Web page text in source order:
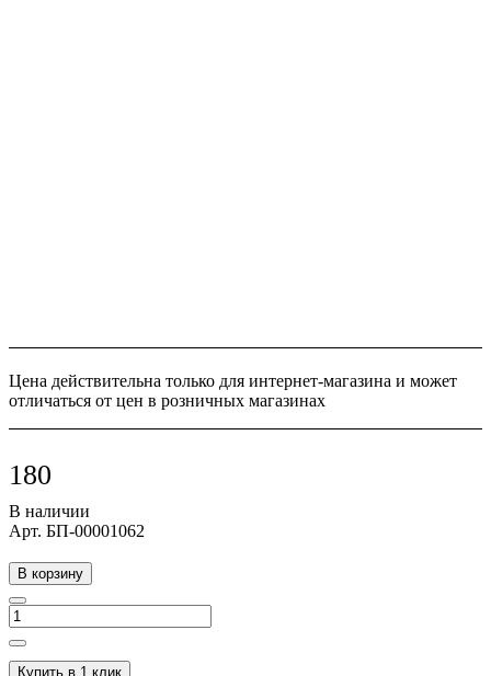
Цена действительна только для интернет-магазина и может
отличаться от цен в розничных магазинах
180
В наличии
Арт. БП-00001062
В корзину
Купить в 1 клик